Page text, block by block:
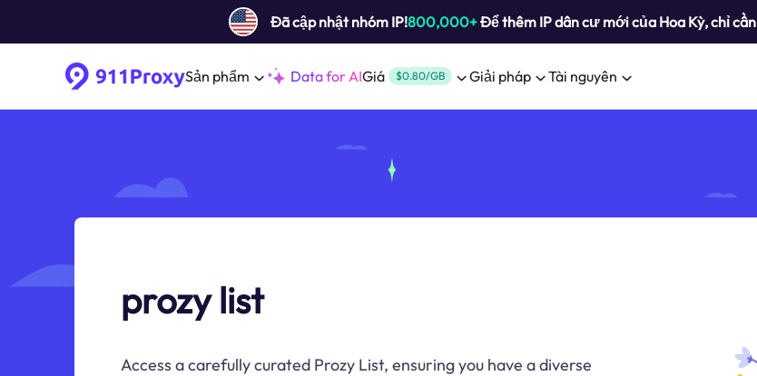
Đã cập nhật nhóm IP!800,000+Để thêm IP dân cư mới của Hoa Kỳ, chỉ cần
Sản phẩm Data for AIGiá $0.80/GB Giải pháp Tài nguyên
prozy list
Access a carefully curated Prozy List, ensuring you have a diverse